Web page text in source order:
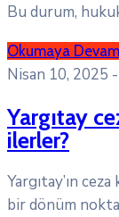
Bu durum,
Okumaya
Nisan 10, 2025
Yargıtay
ilerler?
Yargıtay’ın
bir dönüm